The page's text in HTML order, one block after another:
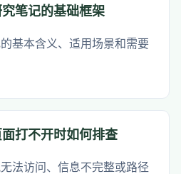
笔记的基础框架
基本含义、适用场景和需要
打不开时如何排查
法访问、信息不完整或路径